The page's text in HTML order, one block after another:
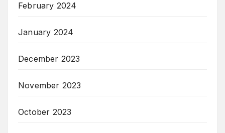
February 2024
January 2024
December 2023
November 2023
October 2023